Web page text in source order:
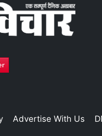
Advertise With Us